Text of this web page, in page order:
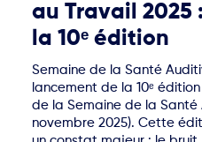
au Travail 2025
la 10ᵉ édition
Semaine de la Santé
lancement de la 10ᵉ édition
de la Semaine de la Santé
novembre 2025). Cette